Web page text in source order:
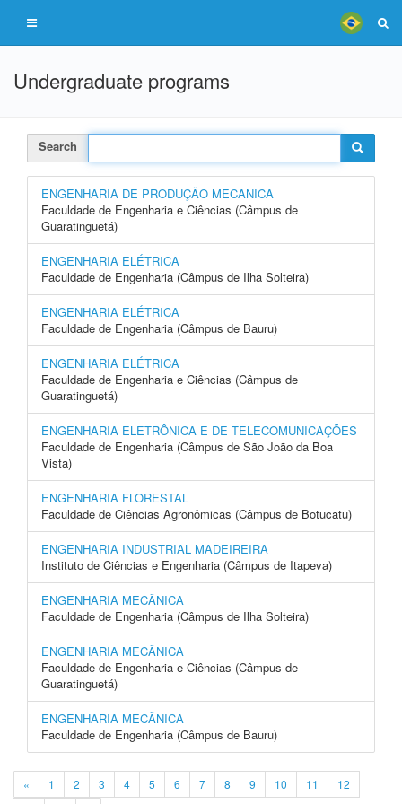
Undergraduate programs
Search
ENGENHARIA DE PRODUÇÃO MECÂNICA
Faculdade de Engenharia e Ciências (Câmpus de
Guaratinguetá)
ENGENHARIA ELÉTRICA
Faculdade de Engenharia (Câmpus de Ilha Solteira)
ENGENHARIA ELÉTRICA
Faculdade de Engenharia (Câmpus de Bauru)
ENGENHARIA ELÉTRICA
Faculdade de Engenharia e Ciências (Câmpus de
Guaratinguetá)
ENGENHARIA ELETRÔNICA E DE TELECOMUNICAÇÕES
Faculdade de Engenharia (Câmpus de São João da Boa
Vista)
ENGENHARIA FLORESTAL
Faculdade de Ciências Agronômicas (Câmpus de Botucatu)
ENGENHARIA INDUSTRIAL MADEIREIRA
Instituto de Ciências e Engenharia (Câmpus de Itapeva)
ENGENHARIA MECÂNICA
Faculdade de Engenharia (Câmpus de Ilha Solteira)
ENGENHARIA MECÂNICA
Faculdade de Engenharia e Ciências (Câmpus de
Guaratinguetá)
ENGENHARIA MECÂNICA
Faculdade de Engenharia (Câmpus de Bauru)
« 1 2 3 4 5 6 7 8 9 10 11
12